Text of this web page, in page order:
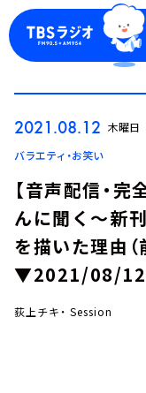
ログイン
今日の番組表
2021.08.12 木曜日
バラエティ・お笑い
【音声配信・
んに聞く～新
を描いた理由（
▼2021/08/
荻上チキ・ Session